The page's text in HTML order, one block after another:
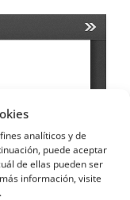
analíticos y de
puede aceptar
de ellas pueden ser
información, visite